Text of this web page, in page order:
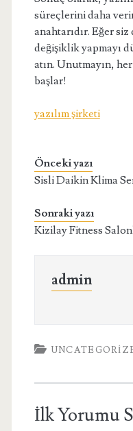
süreçlerini daha
anahtarıdır. Eğer
değişiklik yapmayı
atın. Unutmayın,
başlar!
yazılım şirketi
Önceki yazı
Sisli Daikin Klima
Sonraki yazı
Kizilay Fitness
admin
İlk Yorumu